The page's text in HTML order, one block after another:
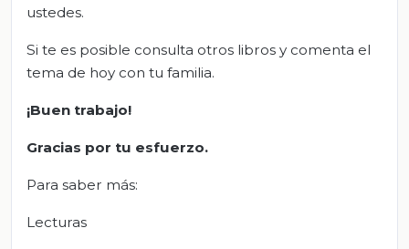
ustedes.
Si te es posible consulta otros libros y comenta el
tema de hoy con tu familia.
¡Buen trabajo!
Gracias por tu esfuerzo.
Para saber más:
Lecturas